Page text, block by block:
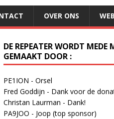
OVER ONS
DE REPEATER WORDT MEDE
GEMAAKT DOOR :
PE1ION - Orsel
Fred Goddijn - Dank voor de
Christan Laurman - Dank!
PA9JOO - Joop (top sponsor)